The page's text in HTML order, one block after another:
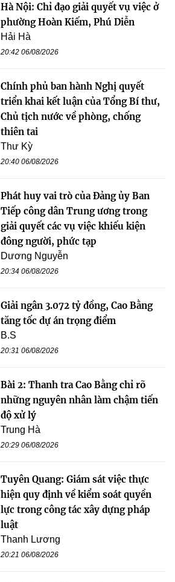
Hà Nội: Chỉ đạo giải quyết vụ việc ở
phường Hoàn Kiếm, Phú Diễn
Hải Hà
20:42 06/08/2026
Chính phủ ban hành Nghị quyết
triển khai kết luận của Tổng Bí thư,
Chủ tịch nước về phòng, chống
thiên tai
Thư Kỳ
20:40 06/08/2026
Phát huy vai trò của Đảng ủy Ban
Tiếp công dân Trung ương trong
giải quyết các vụ việc khiếu kiện
đông người, phức tạp
Dương Nguyễn
20:34 06/08/2026
Giải ngân 3.072 tỷ đồng, Cao Bằng
tăng tốc dự án trọng điểm
B.S
20:31 06/08/2026
Bài 2: Thanh tra Cao Bằng chỉ rõ
những nguyên nhân làm chậm tiến
độ xử lý
Trung Hà
20:29 06/08/2026
Tuyên Quang: Giám sát việc thực
hiện quy định về kiểm soát quyền
lực trong công tác xây dựng pháp
luật
Thanh Lương
20:21 06/08/2026